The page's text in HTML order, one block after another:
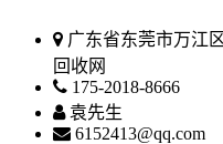
广东省东莞市万江
回收网
175-2018-8666
袁先生
6152413@qq.com